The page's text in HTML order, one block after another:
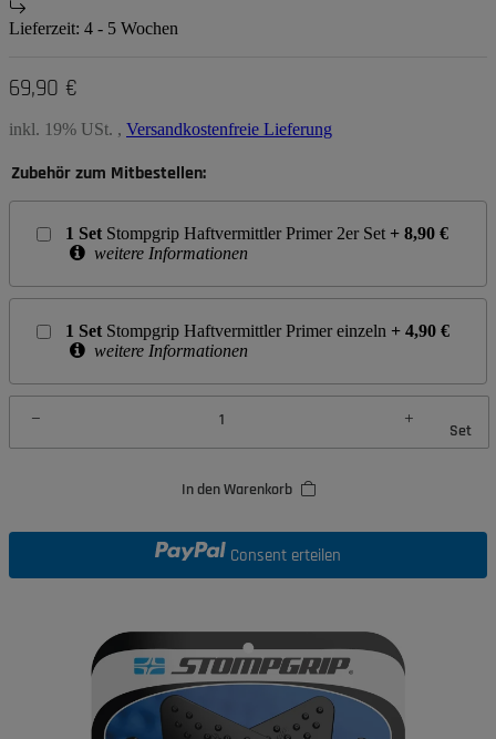
Lieferzeit: 4 - 5 Wochen
69,90 €
inkl. 19% USt. , Versandkostenfreie Lieferung
Zubehör zum Mitbestellen:
1 Set Stompgrip Haftvermittler Primer 2er Set + 8,90 €
weitere Informationen
1 Set Stompgrip Haftvermittler Primer einzeln + 4,90 €
weitere Informationen
Set
In den Warenkorb
Consent erteilen